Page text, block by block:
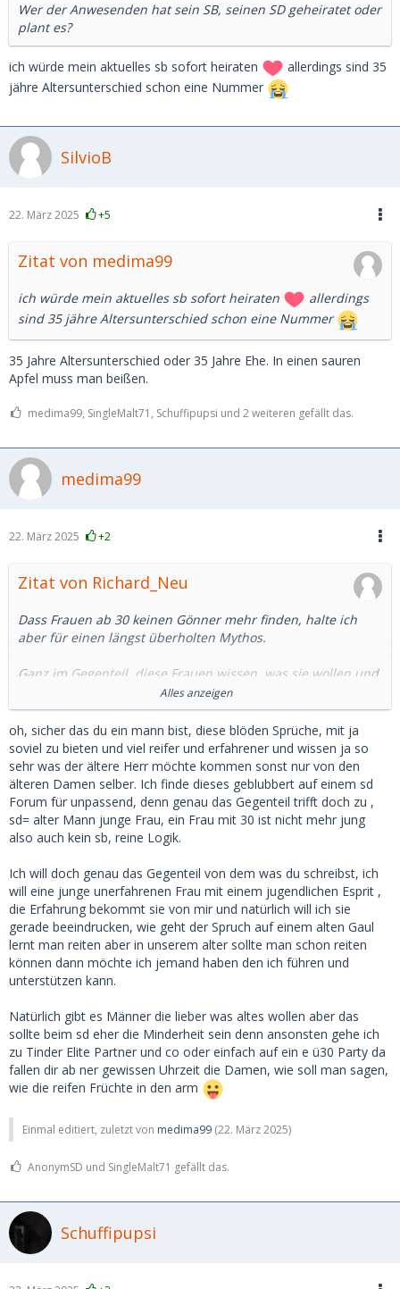
Wer der Anwesenden hat sein SB, seinen SD geheiratet oder
plant es?
ich würde mein aktuelles sb sofort heiraten
allerdings sind 35
jähre Altersunterschied schon eine Nummer
SilvioB
22. März 2025 +5
Zitat von medima99
ich würde mein aktuelles sb sofort heiraten
allerdings
sind 35 jähre Altersunterschied schon eine Nummer
35 Jahre Altersunterschied oder 35 Jahre Ehe. In einen sauren
Apfel muss man beißen.
medima99, SingleMalt71, Schuffipupsi und 2 weiteren gefällt das.
medima99
22. März 2025 +2
Zitat von Richard_Neu
Dass Frauen ab 30 keinen Gönner mehr finden, halte ich
aber für einen längst überholten Mythos.
Ganz im Gegenteil, diese Frauen wissen, was sie wollen und
sind nicht mehr so leicht zu beeindrucken wie naive 20-
Jährige. In der Regel ist ihr Finanzbedarf auch größer
(anderer Lebensstil) als bei einer Studentin.
Wenn der Herr dann 45 oder 50 oder gar darüber ist, ist der
Altersunterschied immer noch groß genug.
Eine 18-Jährige wird man ja nicht heiraten, und das weiß
hier doch auch jeder.
Da es heutzutage viele Möglichkeiten gibt, sich jung und fit
zu halten, sehe ich bei Frauen bis 40 keine großen Probleme
im Dating. Eigene Erfahrungen aus freier Wildbahn
bestätigen das.
Und selbst die 50 jährige ist doch für den 75-Jährigen noch
eine junge Maus. Nennt man dann MILF.
ist das wirklich euer letztes Argument?
Alles anzeigen
oh, sicher das du ein mann bist, diese blöden Sprüche, mit ja
soviel zu bieten und viel reifer und erfahrener und wissen ja so
sehr was der ältere Herr möchte kommen sonst nur von den
älteren Damen selber. Ich finde dieses geblubbert auf einem sd
Forum für unpassend, denn genau das Gegenteil trifft doch zu ,
sd= alter Mann junge Frau, ein Frau mit 30 ist nicht mehr jung
also auch kein sb, reine Logik.
Ich will doch genau das Gegenteil von dem was du schreibst, ich
will eine junge unerfahrenen Frau mit einem jugendlichen Esprit ,
die Erfahrung bekommt sie von mir und natürlich will ich sie
gerade beeindrucken, wie geht der Spruch auf einem alten Gaul
lernt man reiten aber in unserem alter sollte man schon reiten
können dann möchte ich jemand haben den ich führen und
unterstützen kann.
Natürlich gibt es Männer die lieber was altes wollen aber das
sollte beim sd eher die Minderheit sein denn ansonsten gehe ich
zu Tinder Elite Partner und co oder einfach auf ein e ü30 Party da
fallen dir ab ner gewissen Uhrzeit die Damen, wie soll man sagen,
wie die reifen Früchte in den arm
Einmal editiert, zuletzt von medima99 (22. März 2025)
AnonymSD und SingleMalt71 gefällt das.
Schuffipupsi